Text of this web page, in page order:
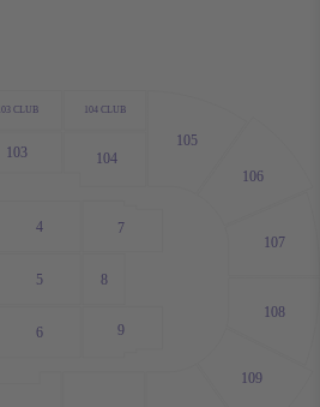
9
6
5 8
7
4
103 104
105
106
107
108
109
104 CLUB
103CLUB